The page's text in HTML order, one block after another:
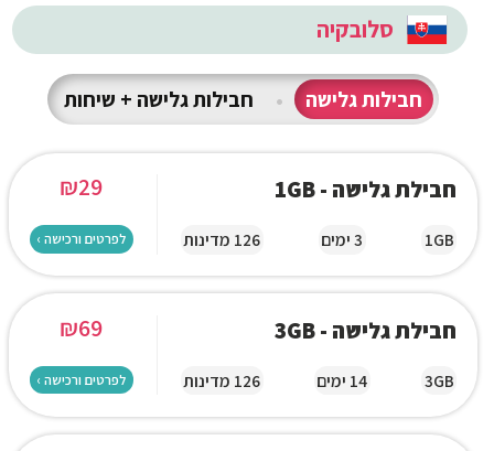
סלובקיה
חבילות גלישה • חבילות גלישה + שיחות
חבילת גלישה - 1GB
1GB 3 ימים 126 מדינות
₪29
לפרטים ורכישה ›
חבילת גלישה - 3GB
3GB 14 ימים 126 מדינות
₪69
לפרטים ורכישה ›